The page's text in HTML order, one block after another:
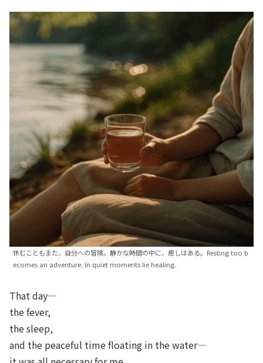
休むこともまた、自分への冒険。静かな時間の中に、癒しはある。Resting too b
ecomes an adventure. In quiet moments lie healing.
That day—
the fever,
the sleep,
and the peaceful time floating in the water—